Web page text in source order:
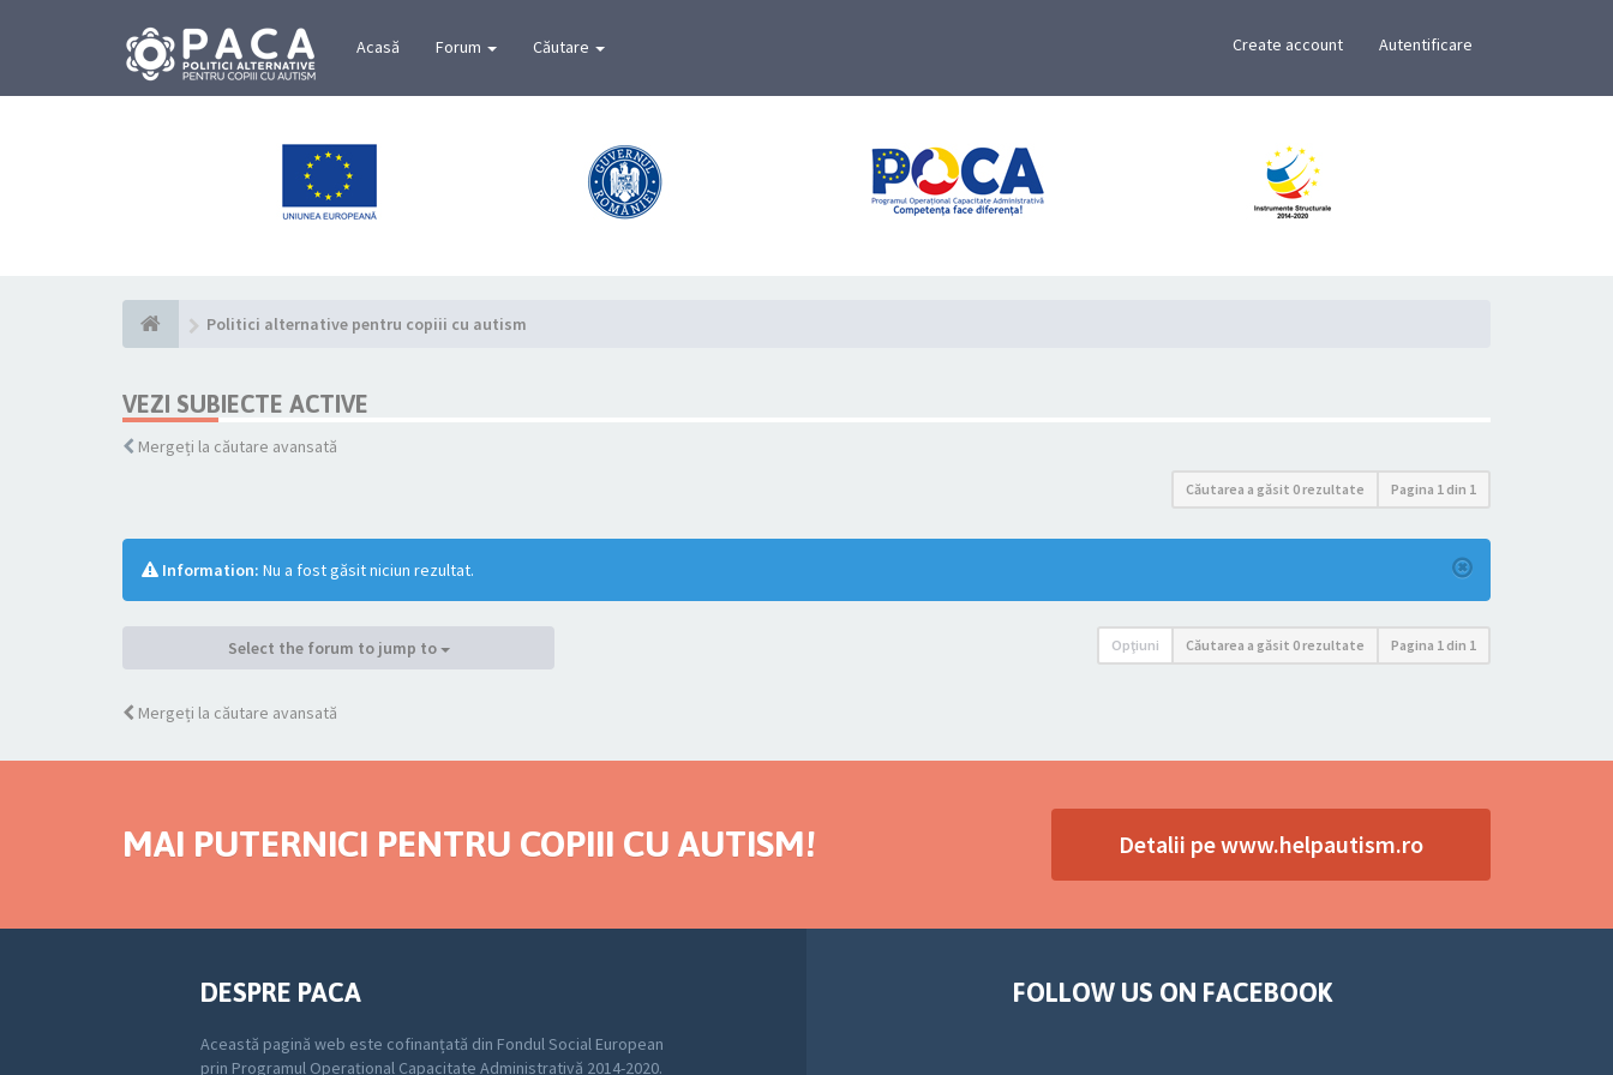
Acasă Forum Căutare Create account Autentificare
Politici alternative pentru copiii cu autism
VEZI SUBIECTE ACTIVE
Mergeți la căutare avansată
Căutarea a găsit 0 rezultate Pagina 1 din 1
Information: Nu a fost găsit niciun rezultat.
Opţiuni Căutarea a găsit 0 rezultate Pagina 1 din 1
Select the forum to jump to
Mergeți la căutare avansată
MAI PUTERNICI PENTRU COPIII CU AUTISM! Detalii pe www.helpautism.ro
DESPRE PACA
Această pagină web este cofinanțată din Fondul Social European
prin Programul Operațional Capacitate Administrativă 2014-2020.
FOLLOW US ON FACEBOOK